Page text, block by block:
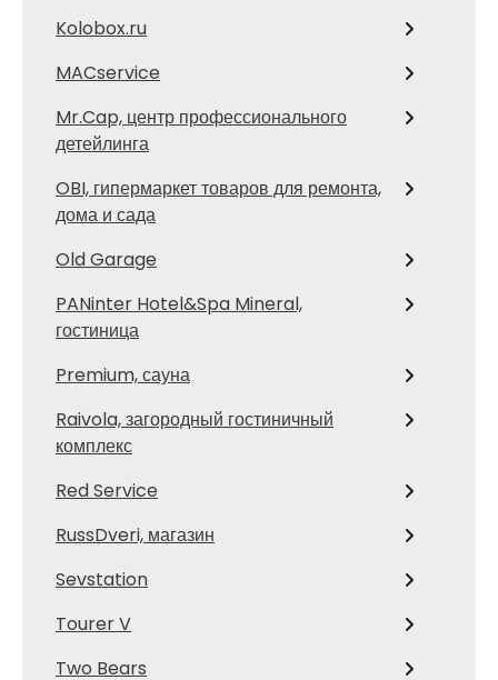
Kolobox.ru
MACservice
Mr.Cap, центр профессионального
детейлинга
OBI, гипермаркет товаров для ремонта,
дома и сада
Old Garage
PANinter Hotel&Spa Mineral,
гостиница
Premium, сауна
Raivola, загородный гостиничный
комплекс
Red Service
RussDveri, магазин
Sevstation
Tourer V
Two Bears